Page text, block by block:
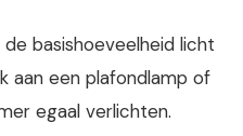
basishoeveelheid licht
aan een plafondlamp of
egaal verlichten.